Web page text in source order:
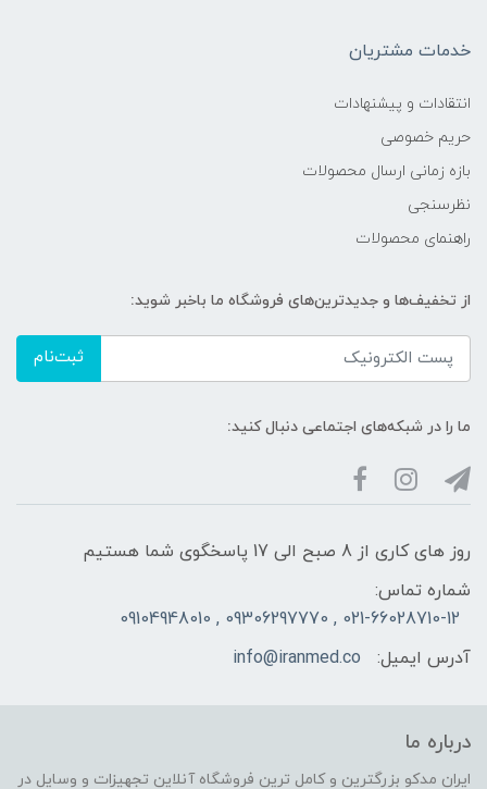
خدمات مشتریان
انتقادات و پیشنهادات
حریم خصوصی
بازه زمانی ارسال محصولات
نظرسنجی
راهنمای محصولات
از تخفیف‌ها و جدیدترین‌های فروشگاه ما باخبر شوید:
ثبت‌نام
ما را در شبکه‌های اجتماعی دنبال کنید:
روز های کاری از 8 صبح الی 17 پاسخگوی شما هستیم
شماره تماس:
021-66028710-12 , 09306297770 , 09104948010
آدرس ایمیل:
info@iranmed.co
درباره ما
ایران مدکو بزرگترین و کامل ترین فروشگاه آنلاین تجهیزات و وسایل در